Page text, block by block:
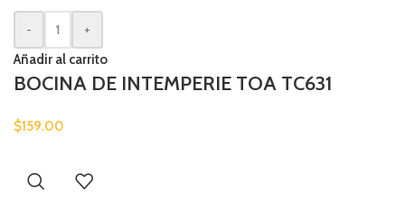
-
+
Añadir al carrito
BOCINA DE INTEMPERIE TOA TC631
$159.00